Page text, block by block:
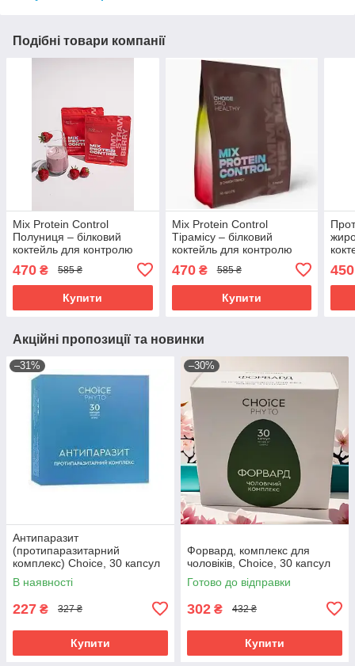
Подібні товари компанії
Mix Protein Control
Полуниця – білковий
коктейль для контролю
470 ₴ 585 ₴
Купити
Mix Protein Control
Тірамісу – білковий
коктейль для контролю
470₴ 585 ₴
Купити
MIX
450
Акційні пропозиції та новинки
–31%
Антипаразит
(протипаразитарний
комплекс) Choice, 30 капсул
В наявності
227 ₴ 327 ₴
Купити
–30%
Форвард, комплекс для
чоловіків, Choice, 30 капсул
Готово до відправки
302 ₴ 432 ₴
Купити